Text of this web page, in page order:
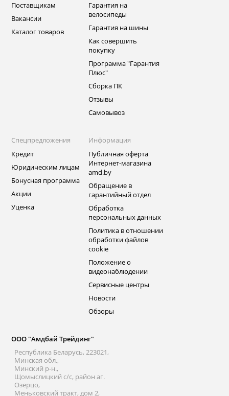
Поставщикам
Вакансии
Каталог товаров
Гарантия на
велосипеды
Гарантия на шины
Как совершить
покупку
Программа "Гарантия
Плюс"
Сборка ПК
Отзывы
Самовывоз
Спецпредложения
Кредит
Юридическим лицам
Бонусная программа
Акции
Уценка
Информация
Публичная оферта
Интернет-магазина
amd.by
Обращение в
гарантийный отдел
Обработка
персональных данных
Политика в отношении
обработки файлов
cookie
Положение о
видеонаблюдении
Сервисные центры
Новости
Обзоры
ООО "Амдбай Трейдинг"
Республика Беларусь, 223021,
Минская обл.,
Минский р-н.,
Щомыслицкий с/с, район аг.
Озерцо,
Меньковский тракт, дом 2,